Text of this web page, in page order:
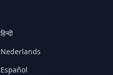
हिन्दी
Nederlands
Español